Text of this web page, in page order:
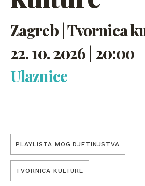
Zagreb | Tvornica
22. 10. 2026 | 20:00
Ulaznice
PLAYLISTA MOG DJETINJSTVA
TVORNICA KULTURE